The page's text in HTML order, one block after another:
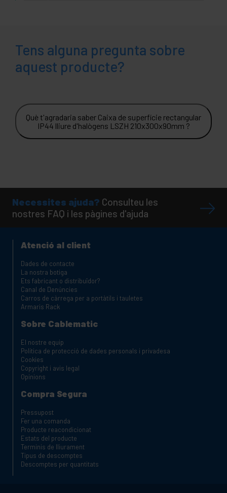
Tens alguna pregunta sobre
aquest producte?
Què t'agradaria saber Caixa de superfície rectangular
IP44 lliure d'halògens LSZH 210x300x90mm ?
Necessites ajuda? Consulteu les
nostres FAQ i les pàgines d'ajuda
Atenció al client
Dades de contacte
La nostra botiga
Ets fabricant o distribuïdor?
Canal de Denúncies
Carros de càrrega per a portàtils i tauletes
Armaris Rack
Sobre Cablematic
El nostre equip
Política de protecció de dades personals i privadesa
Cookies
Copyright i avis legal
Opinions
Compra Segura
Pressupost
Fer una comanda
Producte reacondicionat
Estats del producte
Terminis de lliurament
Tipus de descomptes
Descomptes per quantitats